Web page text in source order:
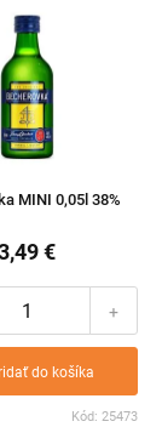
MINI 0,05l 38%
€
+
do košíka
Kód: 25473